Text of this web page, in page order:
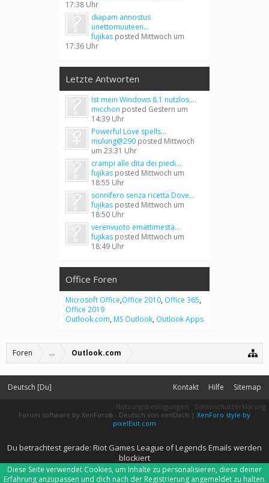
17:38 Uhr
diapam annostus
unettomuuteen...
fujikas posted Mittwoch um
17:36 Uhr
Letzte Antworten
Ist mein Windows 8.1 nutzlos,...
micchon posted Gestern um
14:39 Uhr
Powerful Love spells...
mulung@290 posted Mittwoch
um 23:31 Uhr
crampi alle dita dei piedi...
fujikas posted Mittwoch um
18:55 Uhr
sonnifero senza ricetta Dove...
fujikas posted Mittwoch um
18:50 Uhr
verenvuoto emättimestä...
fujikas posted Mittwoch um
18:49 Uhr
Office Foren
Microsoft Office,Office 2010, Office 365,
Office 2019
Outlook.com, MS Outlook, Outlook Apps
Foren ... Outlook.com
Deutsch [Du] Kontakt Hilfe Sitemap
Nutzungsbedingungen
Datenschutzerklärung
Forum software by XenForo® - Deutsch von xenDach | XenForo style by
pixelExit.com
Du betrachtest gerade: Riot Games League of Legends Emails werden
blockiert
Diese Seite verwendet Cookies, um Inhalte zu personalisieren, diese deiner
Erfahrung anzupassen und dich nach der Registrierung angemeldet zu halten.